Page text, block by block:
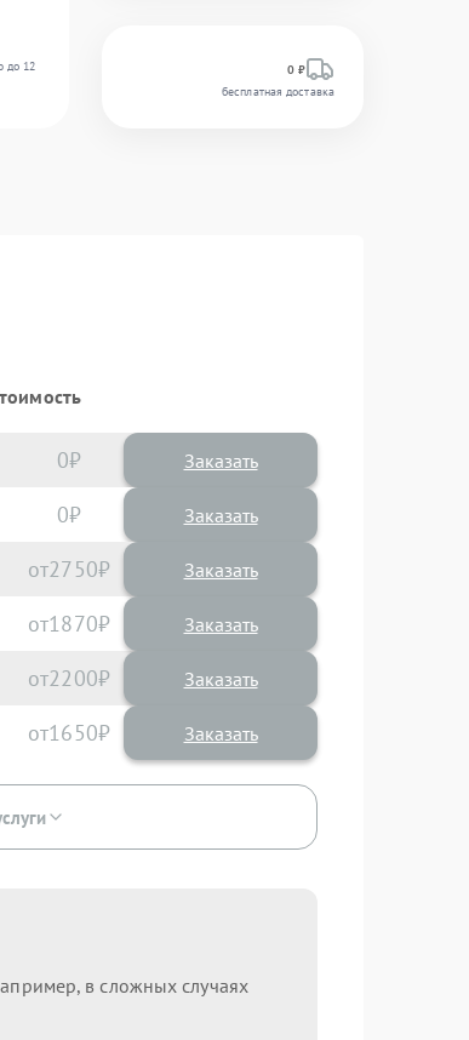
до 12
0 ₽
бесплатная доставка
0 Заказать
0 Заказать
2750
1870
2200
1650
в сложных случаях